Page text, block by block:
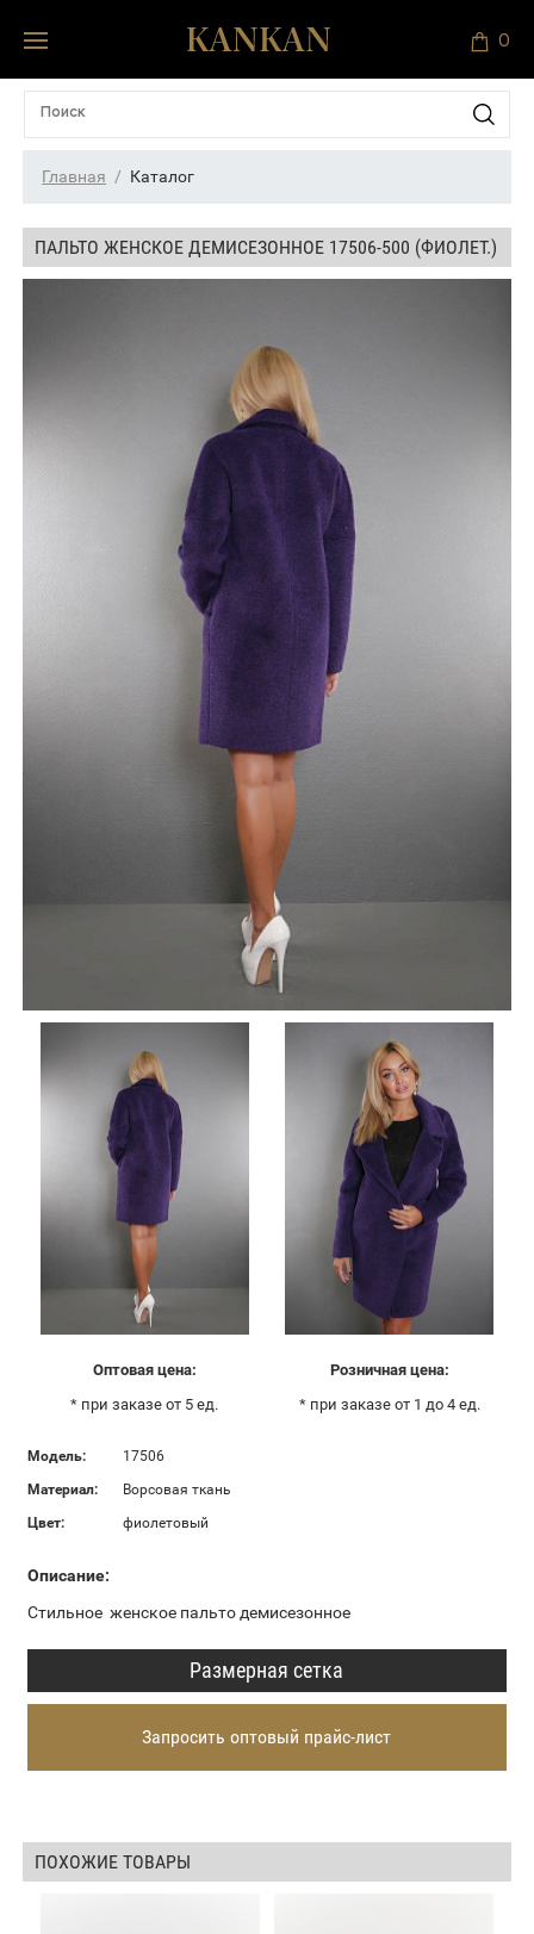
0
Главная Каталог
ПАЛЬТО ЖЕНСКОЕ ДЕМИСЕЗОННОЕ 17506-500 (ФИОЛЕТ.)
Оптовая цена:
* при заказе от 5 ед.
Розничная цена:
* при заказе от 1 до 4 ед.
Модель:
17506
Материал:
Ворсовая ткань
Цвет:
фиолетовый
Описание:
Стильное женское пальто демисезонное
Размерная сетка
Запросить оптовый прайс-лист
ПОХОЖИЕ ТОВАРЫ